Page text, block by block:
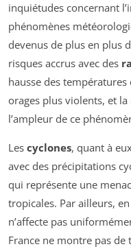
inquiétudes concernant
phénomènes
devenus de plus en plus
risques accrus avec des
hausse des
orages plus violents, et
l’ampleur de ce
Les cyclones, quant à
avec des précipitations
qui représente une
tropicales. Par ailleurs,
n’affecte pas
France ne montre pas